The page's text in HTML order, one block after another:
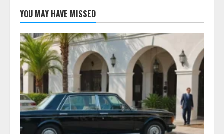
YOU MAY HAVE MISSED